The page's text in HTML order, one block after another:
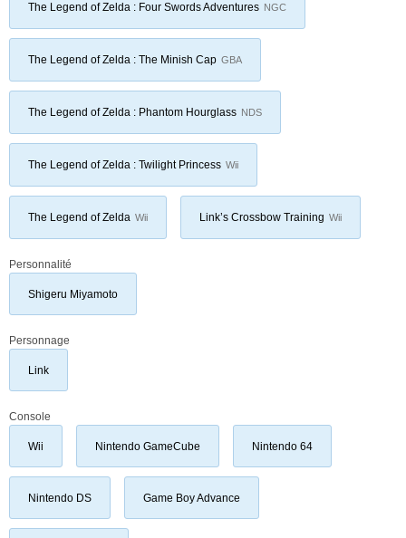
The Legend of Zelda : Four Swords Adventures NGC
The Legend of Zelda : The Minish Cap GBA
The Legend of Zelda : Phantom Hourglass NDS
The Legend of Zelda : Twilight Princess Wii
The Legend of Zelda Wii Link’s Crossbow Training Wii
Personnalité
Shigeru Miyamoto
Personnage
Link
Console
Wii Nintendo GameCube Nintendo 64
Nintendo DS Game Boy Advance